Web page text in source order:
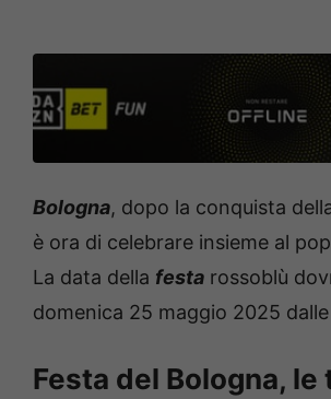
Bologna, dopo la conquista
è ora di celebrare insieme al
La data della festa rossoblù
domenica 25 maggio 2025
Festa del Bologna, le